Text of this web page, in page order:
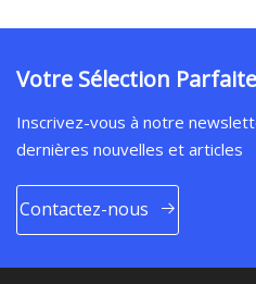
Votre Sélection
Inscrivez-vous à notre
dernières nouvelles et articles
Contactez-nous